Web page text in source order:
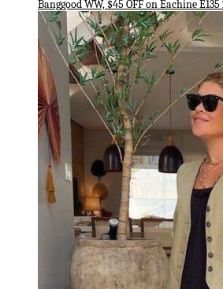
Banggood WW, $45 OFF on Eachine